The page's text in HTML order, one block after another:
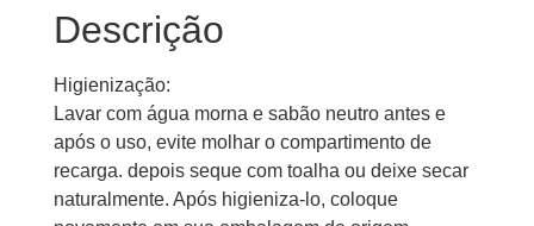
Descrição
Higienização:
Lavar com água morna e sabão neutro antes e
após o uso, evite molhar o compartimento de
recarga. depois seque com toalha ou deixe secar
naturalmente. Após higieniza-lo, coloque